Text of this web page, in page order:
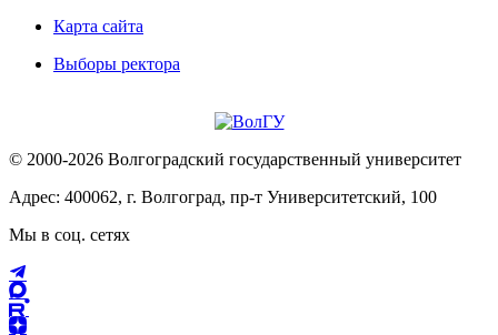
Карта сайта
Выборы ректора
© 2000-2026 Волгоградский государственный университет
Адрес: 400062, г. Волгоград, пр-т Университетский, 100
Мы в соц. сетях